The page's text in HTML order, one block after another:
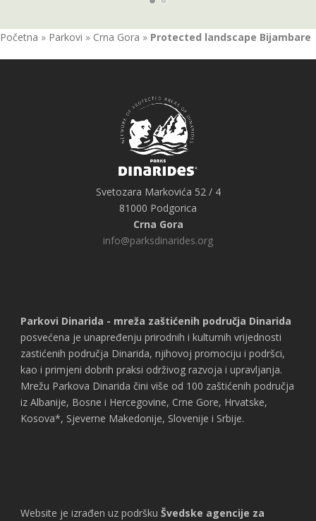
Početna » Parkovi » Crna Gora » Protected landscape Bijambare
Svetozara Markovića 52 / 4
81000 Podgorica
Crna Gora
info@parksdinarides.org
Parkovi Dinarida - mreža zaštićenih područja Dinarida
posvećena je unapređenju prirodnih i kulturnih vrijednosti
zastićenih područja Dinarida, njihovoj promociju i podršci,
kao i primjeni dobrih praksi održivog razvoja i upravljanja.
Mrežu Parkova Dinarida čini više od 100 zaštićenih područja
iz Albanije, Bosne i Hercegovine, Crne Gore, Hrvatske,
Kosova*, Sjeverne Makedonije, Slovenije i Srbije.
Website je izrađen uz podršku Švedske agencije za